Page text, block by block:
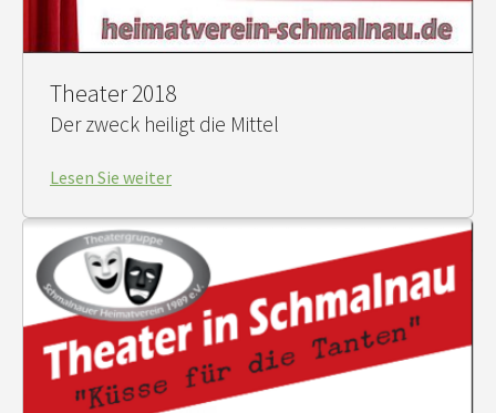
Theater 2018
Der zweck heiligt die Mittel
Lesen Sie weiter